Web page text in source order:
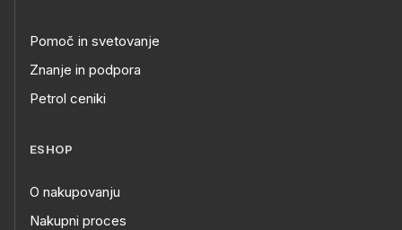
Pomoč in svetovanje
Znanje in podpora
Petrol ceniki
ESHOP
O nakupovanju
Nakupni proces